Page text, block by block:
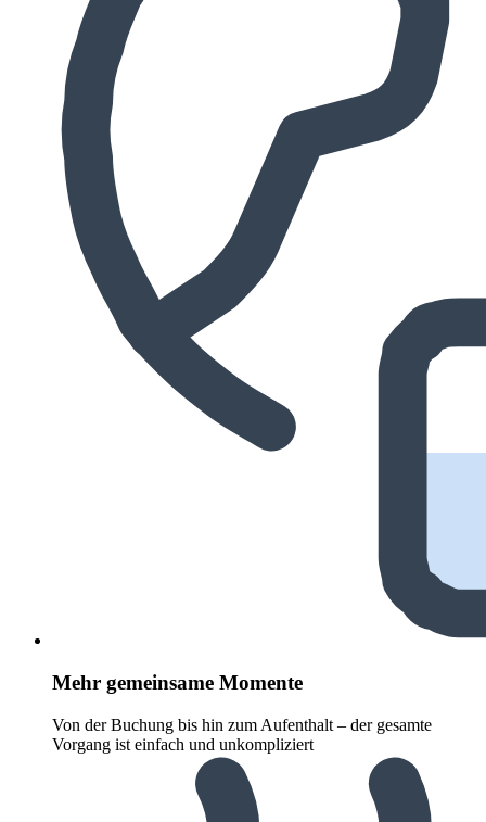
Mehr gemeinsame Momente
Von der Buchung bis hin zum Aufenthalt – der gesamte
Vorgang ist einfach und unkompliziert